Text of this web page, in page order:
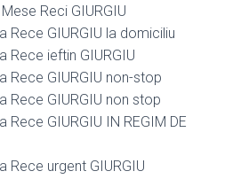
Reci GIURGIU
Rece GIURGIU la domiciliu
Rece ieftin GIURGIU
Rece GIURGIU non-stop
Rece GIURGIU non stop
Rece GIURGIU IN REGIM DE
Rece urgent GIURGIU